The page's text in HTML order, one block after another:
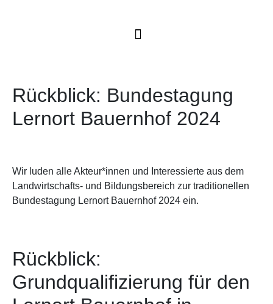
Rückblick: Bundestagung
Lernort Bauernhof 2024
Wir luden alle Akteur*innen und Interessierte aus dem
Landwirtschafts- und Bildungsbereich zur traditionellen
Bundestagung Lernort Bauernhof 2024 ein.
Rückblick:
Grundqualifizierung für den